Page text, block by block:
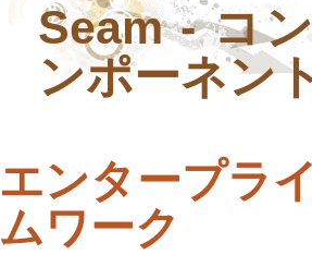
Seam - コ
ンポーネン
エンタープラ
ムワーク